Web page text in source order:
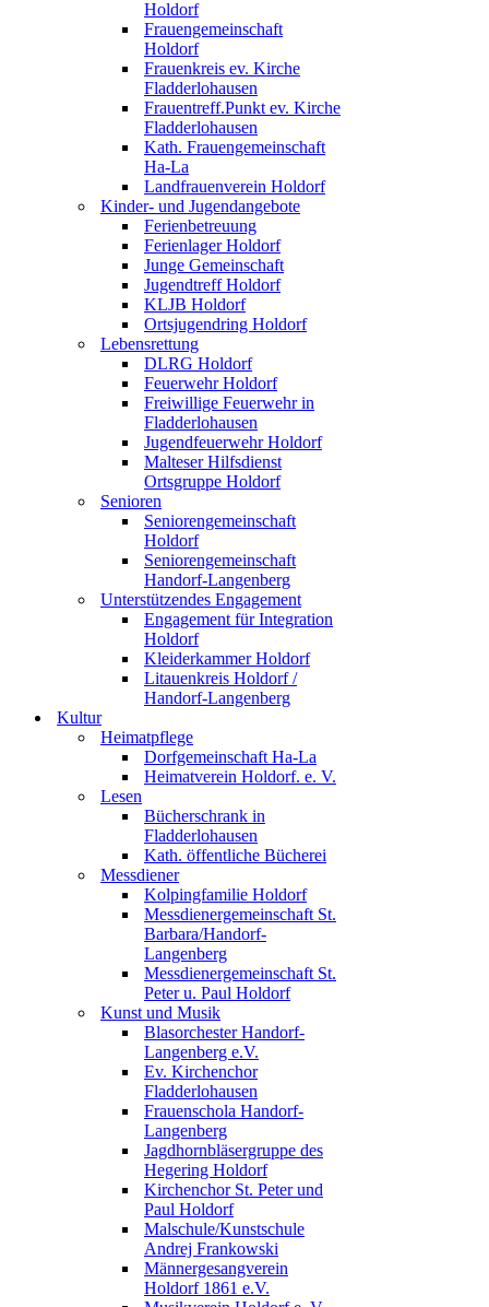
Holdorf
Frauengemeinschaft
Holdorf
Frauenkreis ev. Kirche
Fladderlohausen
Frauentreff.Punkt ev. Kirche
Fladderlohausen
Kath. Frauengemeinschaft
Ha-La
Landfrauenverein Holdorf
Kinder- und Jugendangebote
Ferienbetreuung
Ferienlager Holdorf
Junge Gemeinschaft
Jugendtreff Holdorf
KLJB Holdorf
Ortsjugendring Holdorf
Lebensrettung
DLRG Holdorf
Feuerwehr Holdorf
Freiwillige Feuerwehr in
Fladderlohausen
Jugendfeuerwehr Holdorf
Malteser Hilfsdienst
Ortsgruppe Holdorf
Senioren
Seniorengemeinschaft
Holdorf
Seniorengemeinschaft
Handorf-Langenberg
Unterstützendes Engagement
Engagement für Integration
Holdorf
Kleiderkammer Holdorf
Litauenkreis Holdorf /
Handorf-Langenberg
Kultur
Heimatpflege
Dorfgemeinschaft Ha-La
Heimatverein Holdorf. e. V.
Lesen
Bücherschrank in
Fladderlohausen
Kath. öffentliche Bücherei
Messdiener
Kolpingfamilie Holdorf
Messdienergemeinschaft St.
Barbara/Handorf-
Langenberg
Messdienergemeinschaft St.
Peter u. Paul Holdorf
Kunst und Musik
Blasorchester Handorf-
Langenberg e.V.
Ev. Kirchenchor
Fladderlohausen
Frauenschola Handorf-
Langenberg
Jagdhornbläsergruppe des
Hegering Holdorf
Kirchenchor St. Peter und
Paul Holdorf
Malschule/Kunstschule
Andrej Frankowski
Männergesangverein
Holdorf 1861 e.V.